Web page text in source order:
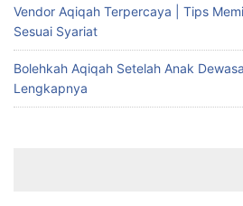
Vendor Aqiqah Terpercaya | Tips
Sesuai Syariat
Bolehkah Aqiqah Setelah Anak
Lengkapnya